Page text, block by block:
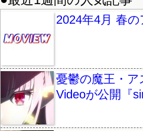
2024年4月 春の
憂鬱の魔王・ア
Videoが公開『